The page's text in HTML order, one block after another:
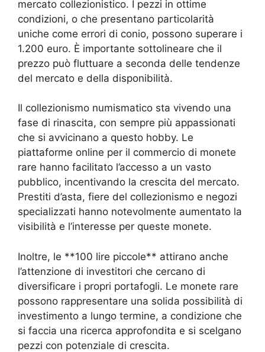
mercato collezionistico. I pezzi in ottime
condizioni, o che presentano particolarità
uniche come errori di conio, possono superare i
1.200 euro. È importante sottolineare che il
prezzo può fluttuare a seconda delle tendenze
del mercato e della disponibilità.
Il collezionismo numismatico sta vivendo una
fase di rinascita, con sempre più appassionati
che si avvicinano a questo hobby. Le
piattaforme online per il commercio di monete
rare hanno facilitato l’accesso a un vasto
pubblico, incentivando la crescita del mercato.
Prestiti d’asta, fiere del collezionismo e negozi
specializzati hanno notevolmente aumentato la
visibilità e l’interesse per queste monete.
Inoltre, le **100 lire piccole** attirano anche
l’attenzione di investitori che cercano di
diversificare i propri portafogli. Le monete rare
possono rappresentare una solida possibilità di
investimento a lungo termine, a condizione che
si faccia una ricerca approfondita e si scelgano
pezzi con potenziale di crescita.